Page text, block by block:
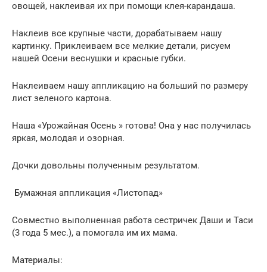
овощей, наклеивая их при помощи клея-карандаша.
Наклеив все крупные части, дорабатываем нашу
картинку. Приклеиваем все мелкие детали, рисуем
нашей Осени веснушки и красные губки.
Наклеиваем нашу аппликацию на больший по размеру
лист зеленого картона.
Наша «Урожайная Осень » готова! Она у нас получилась
яркая, молодая и озорная.
Дочки довольны полученным результатом.
Бумажная аппликация «Листопад»
Совместно выполненная работа сестричек Даши и Таси
(3 года 5 мес.), а помогала им их мама.
Материалы: